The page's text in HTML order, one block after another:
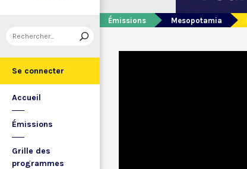
Se connecter
Accueil
Émissions
Grille des
programmes
Émissions Mesopotamia